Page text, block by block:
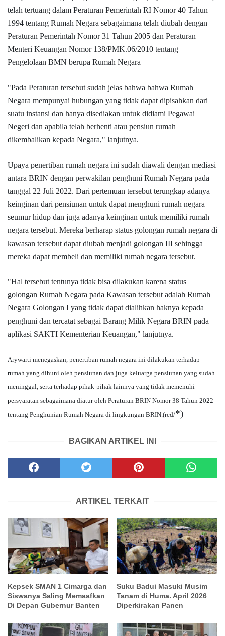
telah tertuang dalam Peraturan Pemerintah RI Nomor 40 Tahun
1994 tentang Rumah Negara sebagaimana telah diubah dengan
Peraturan Pemerintah Nomor 31 Tahun 2005 dan Peraturan
Menteri Keuangan Nomor 138/PMK.06/2010 tentang
Pengelolaan BMN berupa Rumah Negara
"Pada Peraturan tersebut sudah jelas bahwa bahwa Rumah
Negara mempunyai hubungan yang tidak dapat dipisahkan dari
suatu instansi dan hanya disediakan untuk didiami Pegawai
Negeri dan apabila telah berhenti atau pensiun rumah
dikembalikan kepada Negara," lanjutnya.
Upaya penertiban rumah negara ini sudah diawali dengan mediasi
antara BRIN dengan perwakilan penghuni Rumah Negara pada
tanggal 22 Juli 2022. Dari pertemuan tersebut terungkap adanya
keinginan dari pensiunan untuk dapat menghuni rumah negara
seumur hidup dan juga adanya keinginan untuk memiliki rumah
negara tersebut. Mereka berharap status golongan rumah negara di
kawasan tersebut dapat diubah menjadi golongan III sehingga
mereka dapat membeli dan memiliki rumah negara tersebut.
"Hal tersebut tentunya tidak bisa dilakukan karena status
golongan Rumah Negara pada Kawasan tersebut adalah Rumah
Negara Golongan I yang tidak dapat dialihkan haknya kepada
penghuni dan tercatat sebagai Barang Milik Negara BRIN pada
aplikasi SAKTI Kementerian Keuangan," lanjutnya.
Arywarti menegaskan, penertiban rumah negara ini dilakukan terhadap
rumah yang dihuni oleh pensiunan dan juga keluarga pensiunan yang sudah
meninggal, serta terhadap pihak-pihak lainnya yang tidak memenuhi
persyaratan sebagaimana diatur oleh Peraturan BRIN Nomor 38 Tahun 2022
tentang Penghunian Rumah Negara di lingkungan BRIN.(red/*)
BAGIKAN ARTIKEL INI
ARTIKEL TERKAIT
Kepsek SMAN 1 Cimarga dan
Siswanya Saling Memaafkan
Di Depan Gubernur Banten
Suku Badui Masuki Musim
Tanam di Huma. April 2026
Diperkirakan Panen